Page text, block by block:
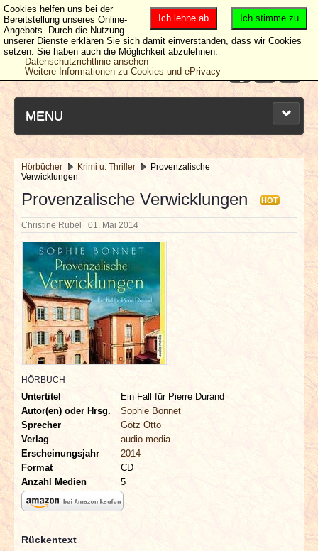
MENU
NEUESTE ARTIKEL
NEWS & DATES
BERICHTE
VERLOSUNGEN
INTERVIEWS
SPECIALS
REDAKTION
LINKS
ARCHIV
Hörbücher Krimi u. Thriller
Provenzalische
Verwicklungen
Provenzalische Verwicklungen HOT
Christine Rubel 01. Mai 2014
HÖRBUCH
Untertitel
Ein Fall für Pierre Durand
Autor(en) oder Hrsg.
Sophie Bonnet
Sprecher
Götz Otto
Verlag
audio media
Erscheinungsjahr
2014
Format
CD
Anzahl Medien
5
Rückentext
Ich stimme zu
Ich lehne ab
Cookies helfen uns bei der
Bereitstellung unseres Online-
Angebots. Durch die Nutzung
unserer Dienste erklären Sie sich damit einverstanden, dass wir Cookies
setzen. Sie haben auch die Möglichkeit abzulehnen.
Datenschutzrichtlinie ansehen
Weitere Informationen zu Cookies und ePrivacy